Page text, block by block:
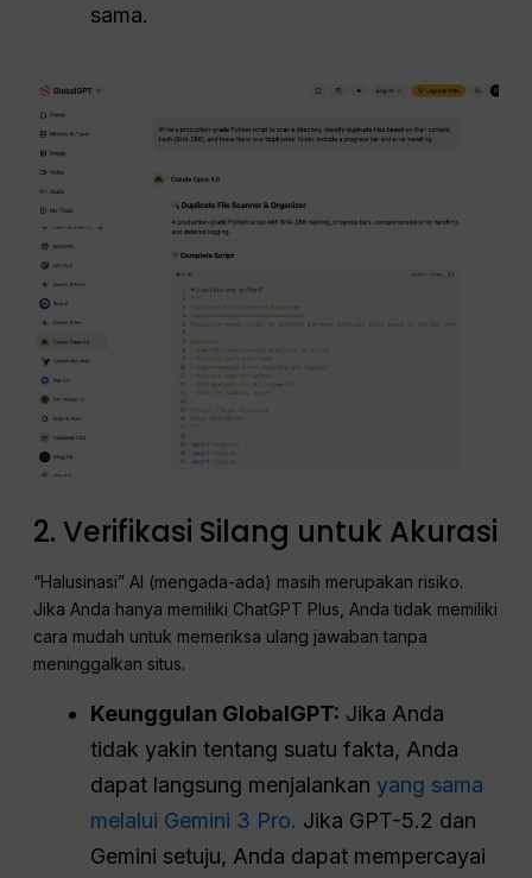
sama.
2. Verifikasi Silang untuk Akurasi
“Halusinasi” AI (mengada-ada) masih merupakan risiko.
Jika Anda hanya memiliki ChatGPT Plus, Anda tidak memiliki
cara mudah untuk memeriksa ulang jawaban tanpa
meninggalkan situs.
Keunggulan GlobalGPT: Jika Anda
tidak yakin tentang suatu fakta, Anda
dapat langsung menjalankanyang sama
melalui Gemini 3 Pro. Jika GPT-5.2 dan
Gemini setuju, Anda dapat mempercayai